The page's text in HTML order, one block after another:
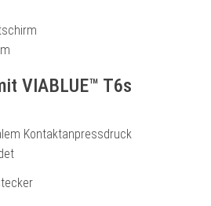
VIABLUE™ T6s
Kontaktanpressdruck